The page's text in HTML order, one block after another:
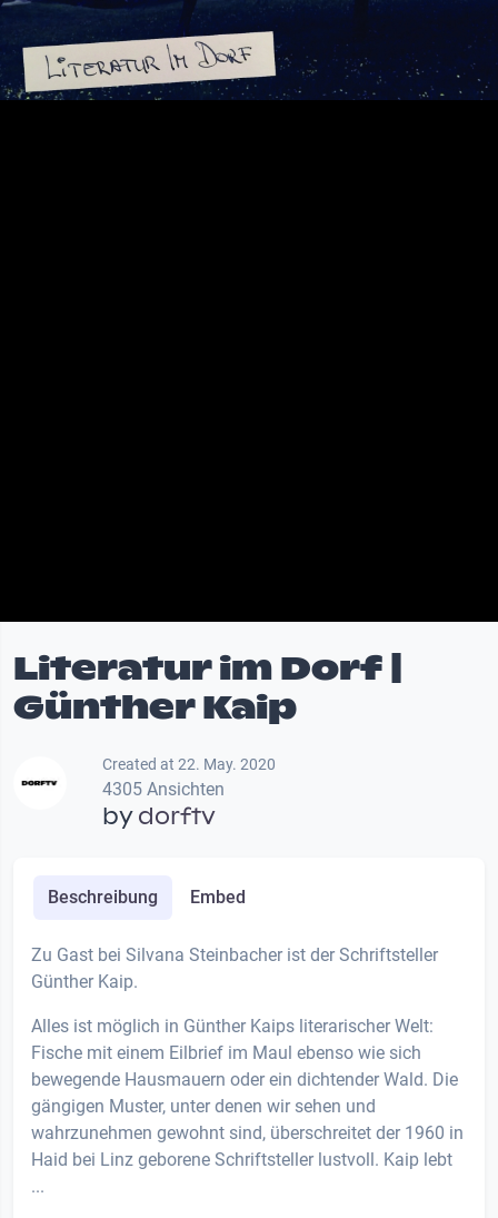
Video
Literatur im Dorf |
Günther Kaip
Created at 22. May. 2020
4305 Ansichten
bydorftv
Beschreibung Embed
Zu Gast bei Silvana Steinbacher ist der Schriftsteller
Günther Kaip.
Alles ist möglich in Günther Kaips literarischer Welt:
Fische mit einem Eilbrief im Maul ebenso wie sich
bewegende Hausmauern oder ein dichtender Wald. Die
gängigen Muster, unter denen wir sehen und
wahrzunehmen gewohnt sind, überschreitet der 1960 in
Haid bei Linz geborene Schriftsteller lustvoll. Kaip lebt
...